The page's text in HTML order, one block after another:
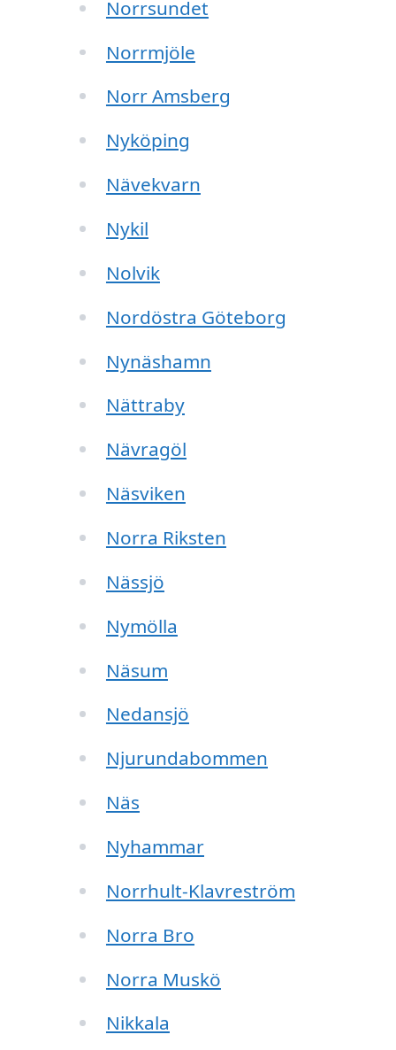
Norrsundet
Norrmjöle
Norr Amsberg
Nyköping
Nävekvarn
Nykil
Nolvik
Nordöstra Göteborg
Nynäshamn
Nättraby
Nävragöl
Näsviken
Norra Riksten
Nässjö
Nymölla
Näsum
Nedansjö
Njurundabommen
Näs
Nyhammar
Norrhult-Klavreström
Norra Bro
Norra Muskö
Nikkala